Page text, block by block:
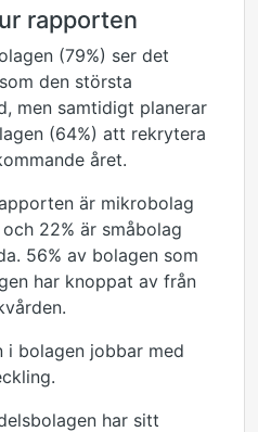
rapporten
(79%) ser det
den största
men samtidigt planerar
(64%) att rekrytera
året.
är mikrobolag
22% är småbolag
56% av bolagen som
har knoppat av från
.
i bolagen jobbar med
har sitt